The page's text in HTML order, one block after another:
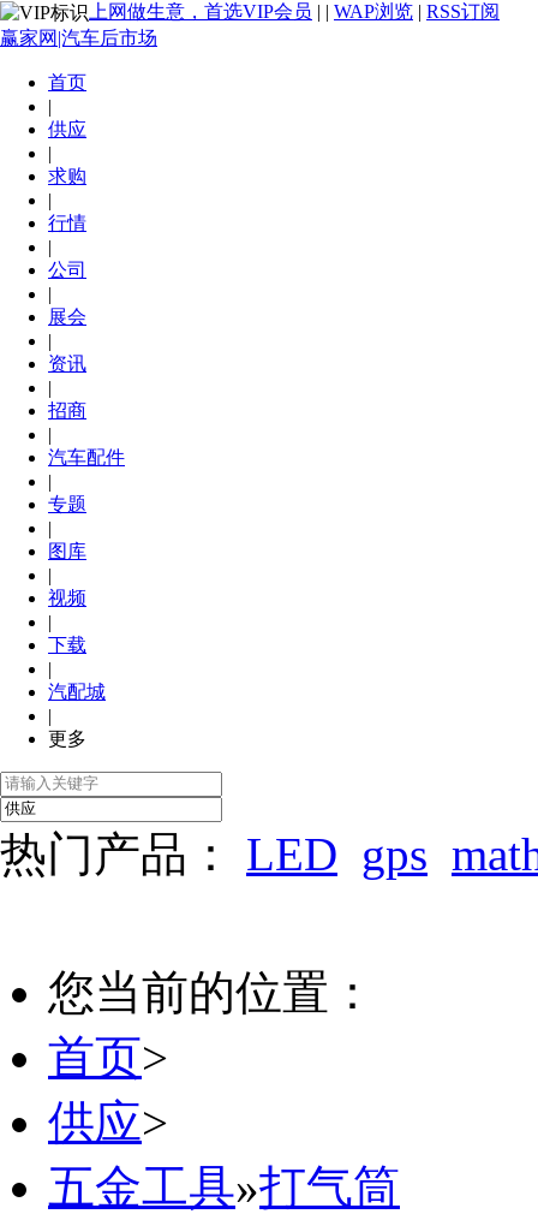
上网做生意，首选VIP会员 | | WAP浏览 | RSS订阅
赢家网|汽车后市场
首页
|
供应
|
求购
|
行情
|
公司
|
展会
|
资讯
|
招商
|
汽车配件
|
专题
|
图库
|
视频
|
下载
|
汽配城
|
更多
热门产品： LED gps
您当前的位置：
首页>
供应>
五金工具»打气筒